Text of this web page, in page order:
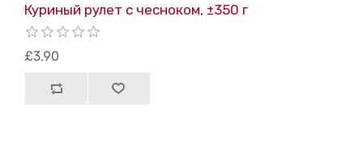
Куриный рулет с чесноком, ±350 г
£3.90